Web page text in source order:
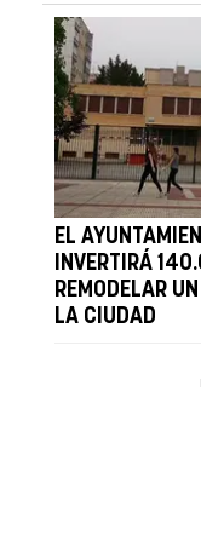
EL
INVERTIRÁ
REMODELAR
LA CIUDAD